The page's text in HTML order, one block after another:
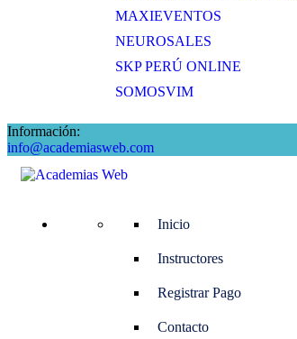
MAXIEVENTOS
NEUROSALES
SKP PERÚ ONLINE
SOMOSVIM
Información:
info@academiasweb.com
Inicio
Instructores
Registrar Pago
Contacto